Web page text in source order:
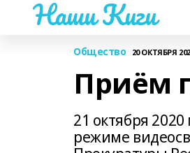
Наши Киги
Общество 20 ОКТЯБРЯ
Приём
21 октября
режиме